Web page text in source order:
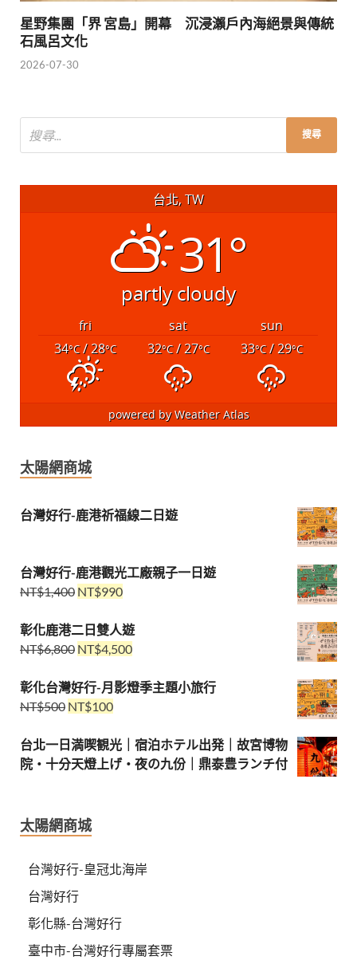
星野集團「界 宮島」開幕 沉浸瀨戶內海絕景與傳統
石風呂文化
2026-07-30
台北, TW
31°
partly cloudy
fri sat
sun
34°C/ 28°C 32°C/ 27°C 33°C/ 29°C
powered byWeather Atlas
太陽網商城
台灣好行-鹿港祈福線二日遊
台灣好行-鹿港觀光工廠親子一日遊
NT$1,400 NT$990
彰化鹿港二日雙人遊
NT$6,800 NT$4,500
彰化台灣好行-月影燈季主題小旅行
NT$500 NT$100
台北一日満喫観光｜宿泊ホテル出発｜故宮博物
院・十分天燈上げ・夜の九份｜鼎泰豊ランチ付
太陽網商城
台灣好行-皇冠北海岸
台灣好行
彰化縣-台灣好行
臺中市-台灣好行專屬套票